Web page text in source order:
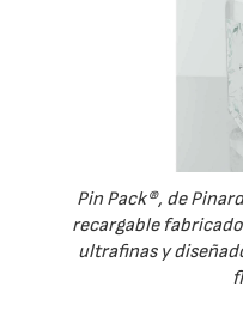
Pin Pack®, de
recargable
ultrafinas y